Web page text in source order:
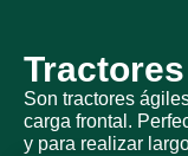
Son tractores
carga frontal.
y para realizar